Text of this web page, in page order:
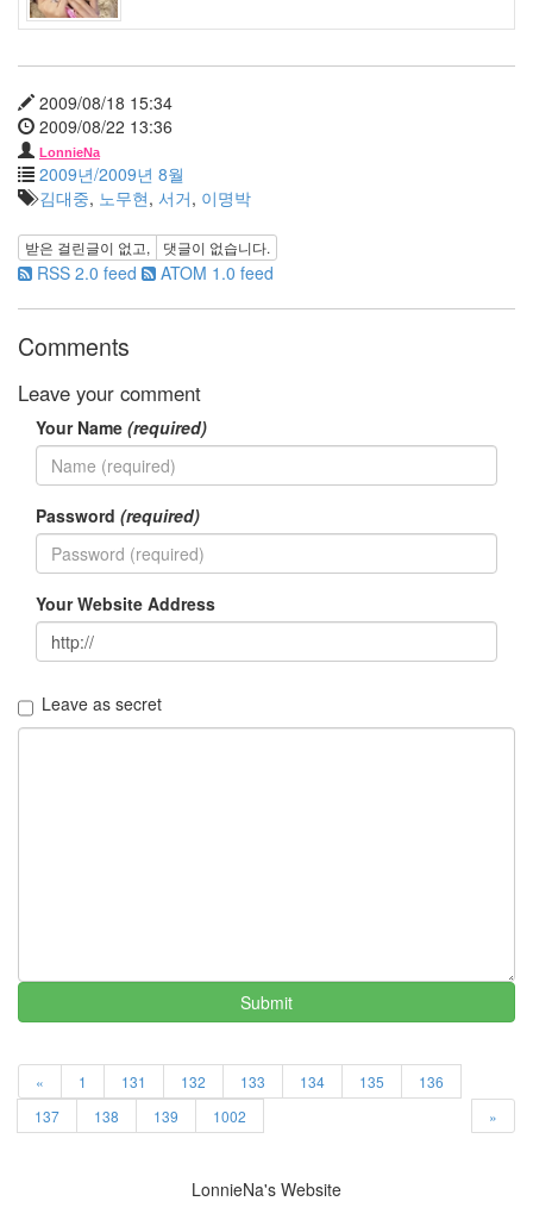
2009/08/18 15:34
2009/08/22 13:36
LonnieNa
2009년/2009년 8월
김대중, 노무현, 서거, 이명박
받은 걸린글이 없고, 댓글이 없습니다.
RSS 2.0 feed ATOM 1.0 feed
Comments
Leave your comment
Your Name (required)
Password (required)
Your Website Address
Leave as secret
Submit
« 1 131 132 133 134 135
136
137
138 139 1002 »
느
날
시
간
태
터
툴
즈
클
래
갈
스
케
아
팟
2.0
여
LonnieNa's Website